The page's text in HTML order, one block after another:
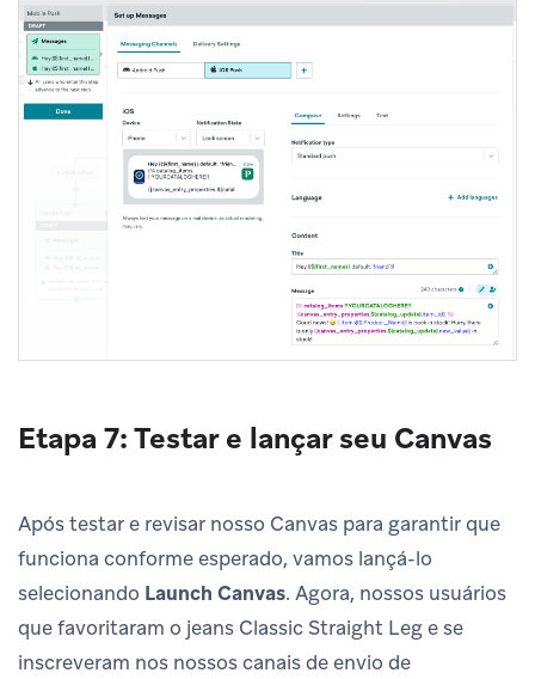
Etapa 7: Testar e lançar seu Canvas
Após testar e revisar nosso Canvas para garantir que
funciona conforme esperado, vamos lançá-lo
selecionando Launch Canvas. Agora, nossos usuários
que favoritaram o jeans Classic Straight Leg e se
inscreveram nos nossos canais de envio de